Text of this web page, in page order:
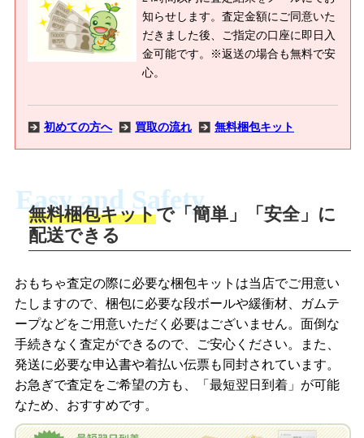
知らせします。査定金額にご同意いた
だきました後、ご指定の口座に即日入
金可能です。※返送の場合も無料で安
心。
初めての方へ 買取の流れ 無料梱包キット
商品撮影
商品を撮影して、査定フォームから画像
を送信します。
梱包キットをメールで申し込み
査定結果をメールで確認し、梱包キット
を申し込みます。梱包キットは送料無料
でお届けします。
LINEの友だち追加・査定画像を送信
「ジョニージョイLINE査定」を友だちに
追加し、スマートフォンなどのカメラで
撮影したおもちゃの写真をトーク中に送
梱包キットをLINEで申し込み
査定結果をLINEで確認し、梱包キットを
申し込みます。梱包キットは送料無料で
Easy and Safety
無料梱包キットで「簡単」「安全」に
配送できる
おもちゃ査定の際に必要な梱包キットは当店でご用意い
たしますので、梱包に必要な段ボールや緩衝材、ガムテ
ープなどをご用意いただく必要はございません。面倒な
手続きなく査定ができるので、ご安心ください。また、
発送に必要な申込書や着払い伝票も同封されています。
お急ぎで査定をご希望の方も、「最短翌日到着」が可能
なため、おすすめです。